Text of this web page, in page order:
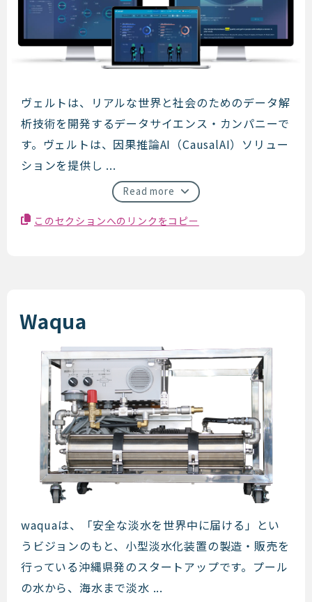
ヴェルト
ヴェルトは、リアルな世界と社会のためのデータ解
析技術を開発するデータサイエンス・カンパニーで
す。ヴェルトは、因果推論AI（CausalAI）ソリュー
ションを提供し ...
Read more
このセクションへのリンクをコピー
Waqua
Waqua
waquaは、「安全な淡水を世界中に届ける」とい
うビジョンのもと、小型淡水化装置の製造・販売を
行っている沖縄県発のスタートアップです。プール
の水から、海水まで淡水 ...